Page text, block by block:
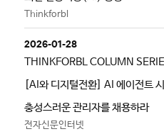
Thinkforbl
2026-01-28
THINKFORBL COLUMN
[AI와 디지털전환] AI 에이전트
충성스러운 관리자를 채용하라
전자신문인터넷